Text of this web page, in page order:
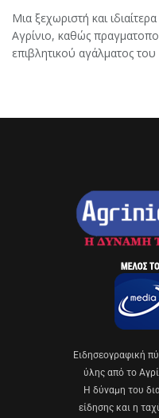
Μια ξεχωριστή και
Αγρίνιο, καθώς
επιβλητικού αγάλματος
Eιδησεογραφική
ύλης από το
Η δύναμη του
είδησης και η